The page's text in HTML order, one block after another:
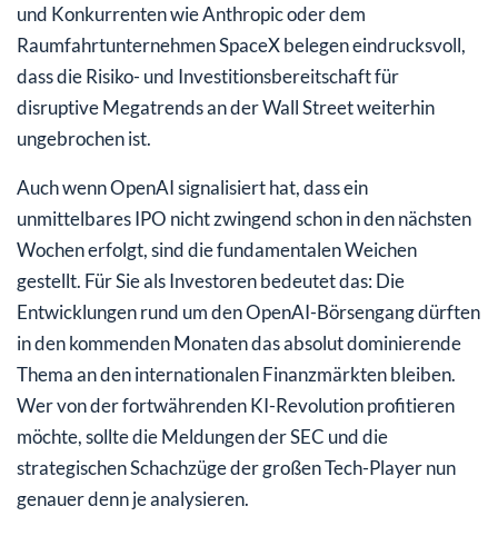
und Konkurrenten wie Anthropic oder dem
Raumfahrtunternehmen SpaceX belegen eindrucksvoll,
dass die Risiko- und Investitionsbereitschaft für
disruptive Megatrends an der Wall Street weiterhin
ungebrochen ist.
Auch wenn OpenAI signalisiert hat, dass ein
unmittelbares IPO nicht zwingend schon in den nächsten
Wochen erfolgt, sind die fundamentalen Weichen
gestellt. Für Sie als Investoren bedeutet das: Die
Entwicklungen rund um den OpenAI-Börsengang dürften
in den kommenden Monaten das absolut dominierende
Thema an den internationalen Finanzmärkten bleiben.
Wer von der fortwährenden KI-Revolution profitieren
möchte, sollte die Meldungen der SEC und die
strategischen Schachzüge der großen Tech-Player nun
genauer denn je analysieren.